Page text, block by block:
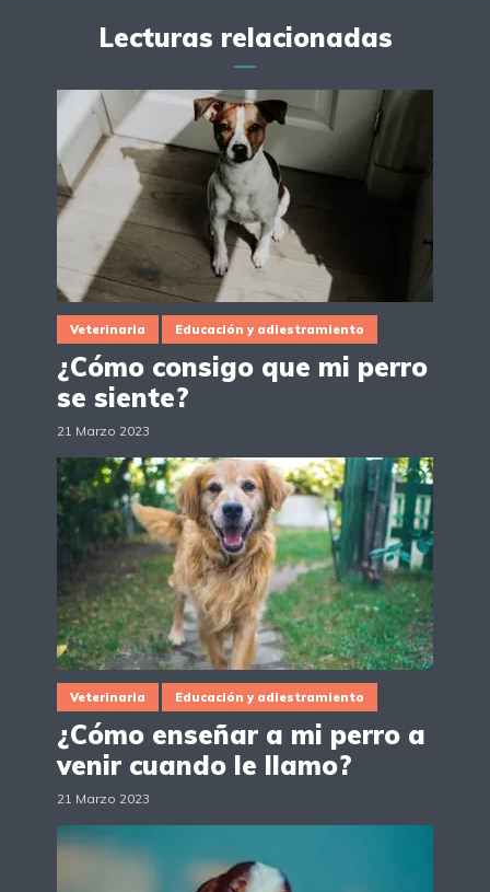
Lecturas relacionadas
Veterinaria Educación y adiestramiento
¿Cómo consigo que mi perro
se siente?
21 Marzo 2023
Veterinaria Educación y adiestramiento
¿Cómo enseñar a mi perro a
venir cuando le llamo?
21 Marzo 2023